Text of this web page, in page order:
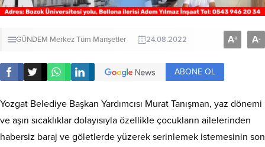
GÜNDEM MerkezTüm Manşetler 24.08.2022 A+ A-
ABONE OL
Yozgat Belediye Başkan Yardımcısı Murat Tanışman, yaz dönemi
ve aşırı sıcaklıklar dolayısıyla özellikle çocukların ailelerinden
habersiz baraj ve göletlerde yüzerek serinlemek istemesinin son